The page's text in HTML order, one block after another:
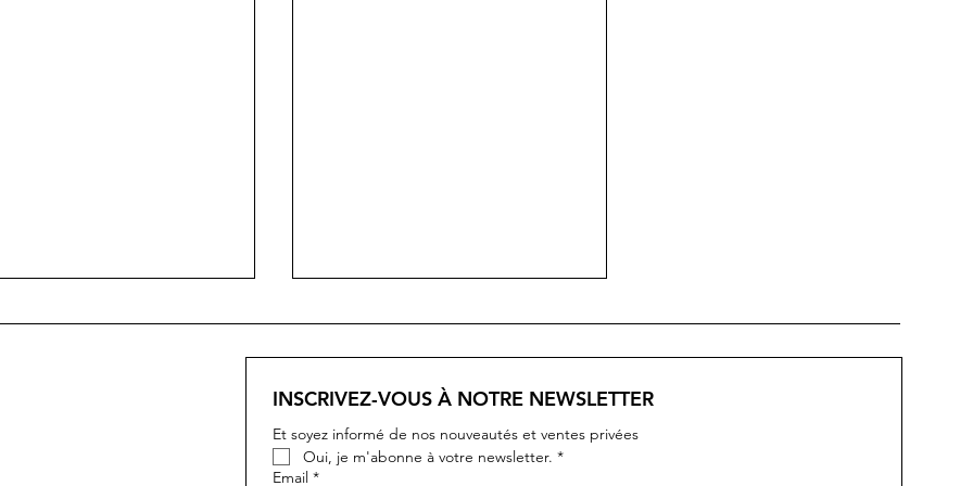
INSCRIVEZ-VOUS À NOTRE NEWSLETTER
Et soyez informé de nos nouveautés et ventes privées
Oui, je m'abonne à votre newsletter. *
Email *